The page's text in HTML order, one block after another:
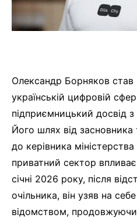
Олександр Борняков
українській цифровій
підприємницький досвід
Його шлях від засновника
до керівника
приватний сектор
січні 2026 року, після
очільника, він узяв на
відомством, продовжуючи